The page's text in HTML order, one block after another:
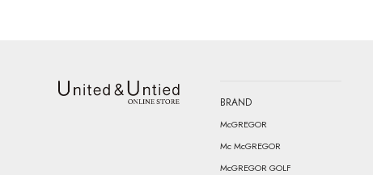
United & Untied ONLINE STORE
BRAND
McGREGOR
Mc McGREGOR
McGREGOR GOLF